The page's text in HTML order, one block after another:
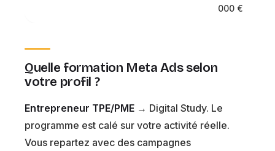
000 €
Quelle formation Meta Ads selon
votre profil ?
Entrepreneur TPE/PME → Digital Study. Le
programme est calé sur votre activité réelle.
Vous repartez avec des campagnes